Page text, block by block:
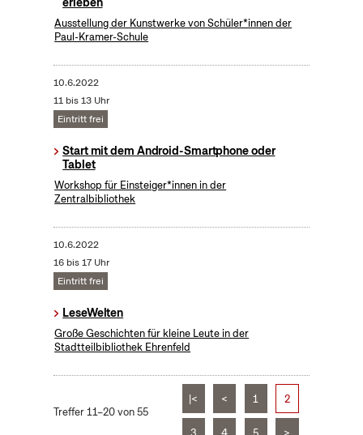
Ausstellung der Kunstwerke von Schüler*innen der
Paul-Kramer-Schule
10.6.2022
11 bis 13 Uhr
Eintritt frei
Start mit dem Android-Smartphone oder
Tablet
Workshop für Einsteiger*innen in der
Zentralbibliothek
10.6.2022
16 bis 17 Uhr
Eintritt frei
LeseWelten
Große Geschichten für kleine Leute in der
Stadtteilbibliothek Ehrenfeld
Treffer 11–20 von 55
|< < 1 2